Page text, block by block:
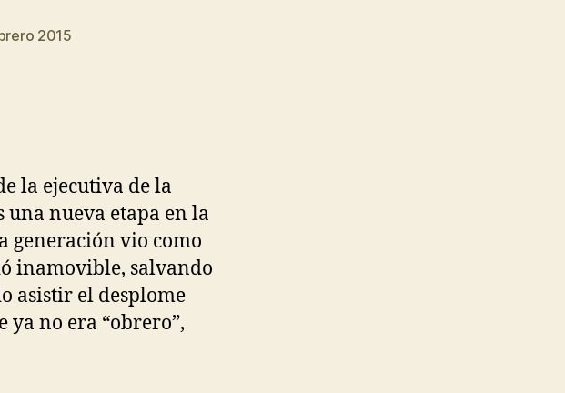
2015
la ejecutiva de la
nueva etapa en la
generación vio como
inamovible, salvando
asistir el desplome
ya no era “obrero”,